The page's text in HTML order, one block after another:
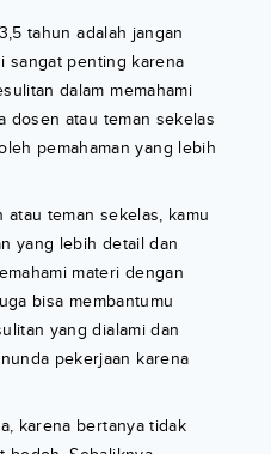
tahun adalah jangan
sangat penting karena
dalam memahami
dosen atau teman sekelas
pemahaman yang lebih
atau teman sekelas, kamu
yang lebih detail dan
materi dengan
bisa membantumu
yang dialami dan
pekerjaan karena
karena bertanya tidak